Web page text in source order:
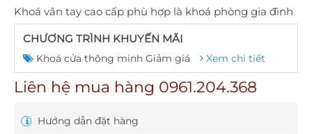
Khoá vân tay cao cấp phù hợp là khoá phòng gia đình
CHƯƠNG TRÌNH KHUYẾN MÃI
Khoá cửa thông minh Giảm giá Xem chi tiết
Liên hệ mua hàng 0961.204.368
Hướng dẫn đặt hàng